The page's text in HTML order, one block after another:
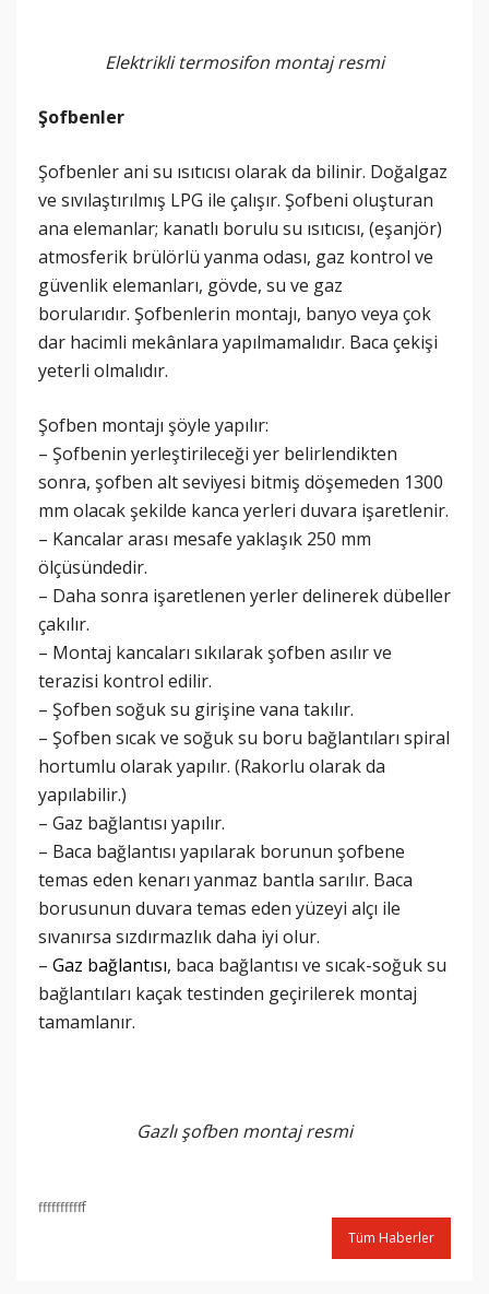
Elektrikli termosifon montaj resmi
Şofbenler
Şofbenler ani su ısıtıcısı olarak da bilinir. Doğalgaz
ve sıvılaştırılmış LPG ile çalışır. Şofbeni oluşturan
ana elemanlar; kanatlı borulu su ısıtıcısı, (eşanjör)
atmosferik brülörlü yanma odası, gaz kontrol ve
güvenlik elemanları, gövde, su ve gaz
borularıdır. Şofbenlerin montajı, banyo veya çok
dar hacimli mekânlara yapılmamalıdır. Baca çekişi
yeterli olmalıdır.
Şofben montajı şöyle yapılır:
– Şofbenin yerleştirileceği yer belirlendikten
sonra, şofben alt seviyesi bitmiş döşemeden 1300
mm olacak şekilde kanca yerleri duvara işaretlenir.
– Kancalar arası mesafe yaklaşık 250 mm
ölçüsündedir.
– Daha sonra işaretlenen yerler delinerek dübeller
çakılır.
– Montaj kancaları sıkılarak şofben asılır ve
terazisi kontrol edilir.
– Şofben soğuk su girişine vana takılır.
– Şofben sıcak ve soğuk su boru bağlantıları spiral
hortumlu olarak yapılır. (Rakorlu olarak da
yapılabilir.)
– Gaz bağlantısı yapılır.
– Baca bağlantısı yapılarak borunun şofbene
temas eden kenarı yanmaz bantla sarılır. Baca
borusunun duvara temas eden yüzeyi alçı ile
sıvanırsa sızdırmazlık daha iyi olur.
– Gaz bağlantısı, baca bağlantısı ve sıcak-soğuk su
bağlantıları kaçak testinden geçirilerek montaj
tamamlanır.
Gazlı şofben montaj resmi
fffffffffff
Tüm Haberler